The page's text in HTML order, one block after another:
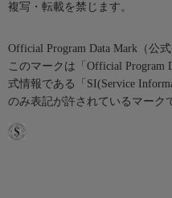
複写・転載を禁じます。
Official Program Data Mark（公
このマークは「Official Program
式情報である「SI(Service
のみ表記が許されているマーク